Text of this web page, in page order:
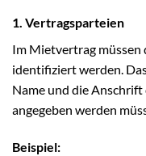
1. Vertragsparteien
Im Mietvertrag
identifiziert werden.
Name und die
angegeben werden
Beispiel: